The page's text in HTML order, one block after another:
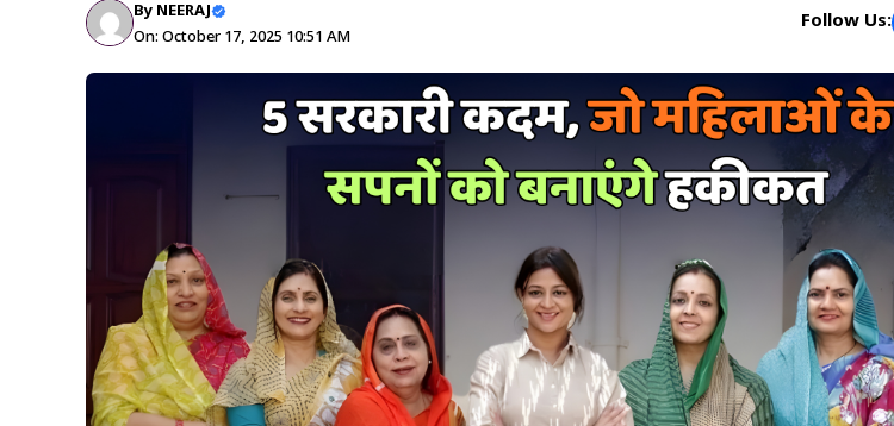
By NEERAJ
On: October 17, 2025 10:51 AM
Follow Us: